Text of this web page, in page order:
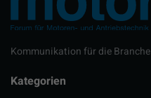
Kommunikation für die Branche
Kategorien